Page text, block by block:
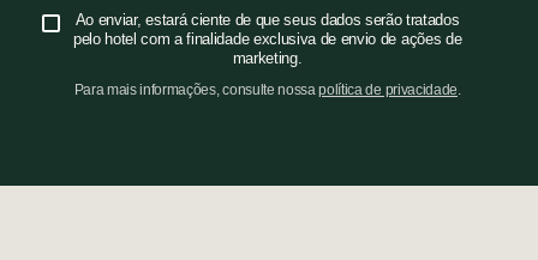
Ao enviar, estará ciente de que seus dados serão tratados
pelo hotel com a finalidade exclusiva de envio de ações de
marketing.
Para mais informações, consulte nossapolítica de privacidade.